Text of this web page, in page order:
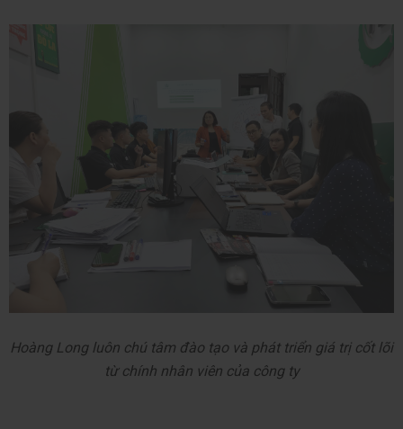
Hoàng Long luôn chú tâm đào tạo và phát triển giá trị cốt lõi
từ chính nhân viên của công ty